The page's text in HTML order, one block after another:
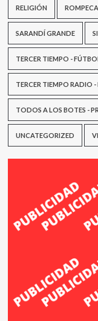
RELIGIÓN
SARANDÍ GRANDE
TERCER TIEMPO -
TERCER TIEMPO RADIO -
TODOS A LOS BOTES -
UNCATEGORIZED